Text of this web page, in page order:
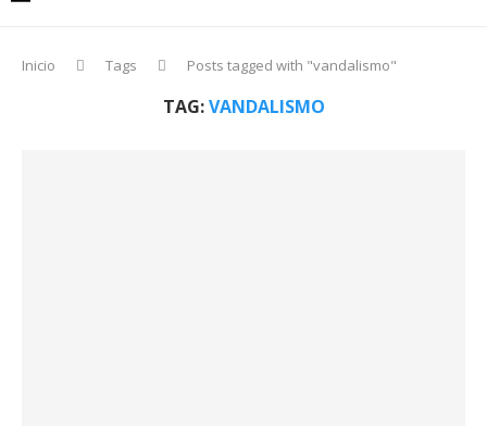
Inicio Tags Posts tagged with "vandalismo"
TAG:VANDALISMO